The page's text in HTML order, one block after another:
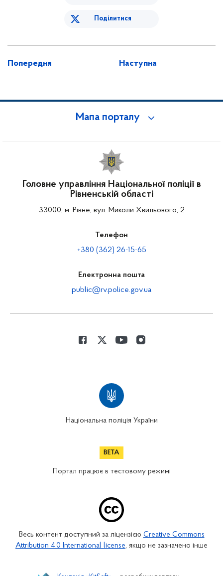
Поділитися
Попередня Наступна
Мапа порталу
Головне управління Національної поліції в
Рівненській області
33000, м. Рівне, вул. Миколи Хвильового, 2
Телефон
+380 (362) 26-15-65
Електронна пошта
public@rv.police.gov.ua
Національна поліція України
Портал працює в тестовому режимі
Весь контент доступний за ліцензією Creative Commons
Attribution 4.0 International license, якщо не зазначено інше